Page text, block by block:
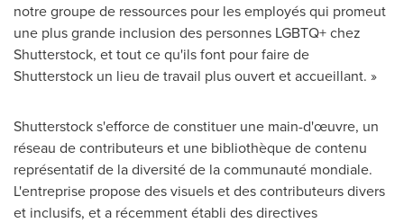
notre groupe de ressources pour les employés qui promeut
une plus grande inclusion des personnes LGBTQ+ chez
Shutterstock, et tout ce qu'ils font pour faire de
Shutterstock un lieu de travail plus ouvert et accueillant. »
Shutterstock s'efforce de constituer une main-d'œuvre, un
réseau de contributeurs et une bibliothèque de contenu
représentatif de la diversité de la communauté mondiale.
L'entreprise propose des visuels et des contributeurs divers
et inclusifs, et a récemment établi des directives